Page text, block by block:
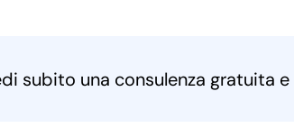
subito una consulenza gratuita e